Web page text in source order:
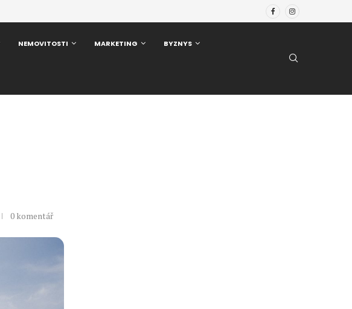
NEMOVITOSTI MARKETING BYZNYS
0 komentář